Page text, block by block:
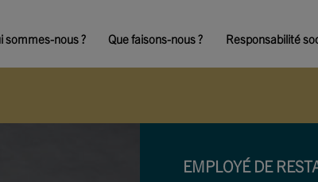
sommes-nous ? Que faisons-nous ? Responsabilité
EMPLOYÉ DE